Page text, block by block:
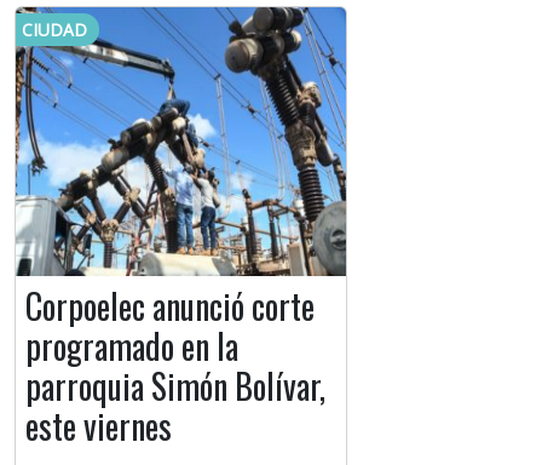
CIUDAD
Corpoelec anunció corte
programado en la
parroquia Simón Bolívar,
este viernes